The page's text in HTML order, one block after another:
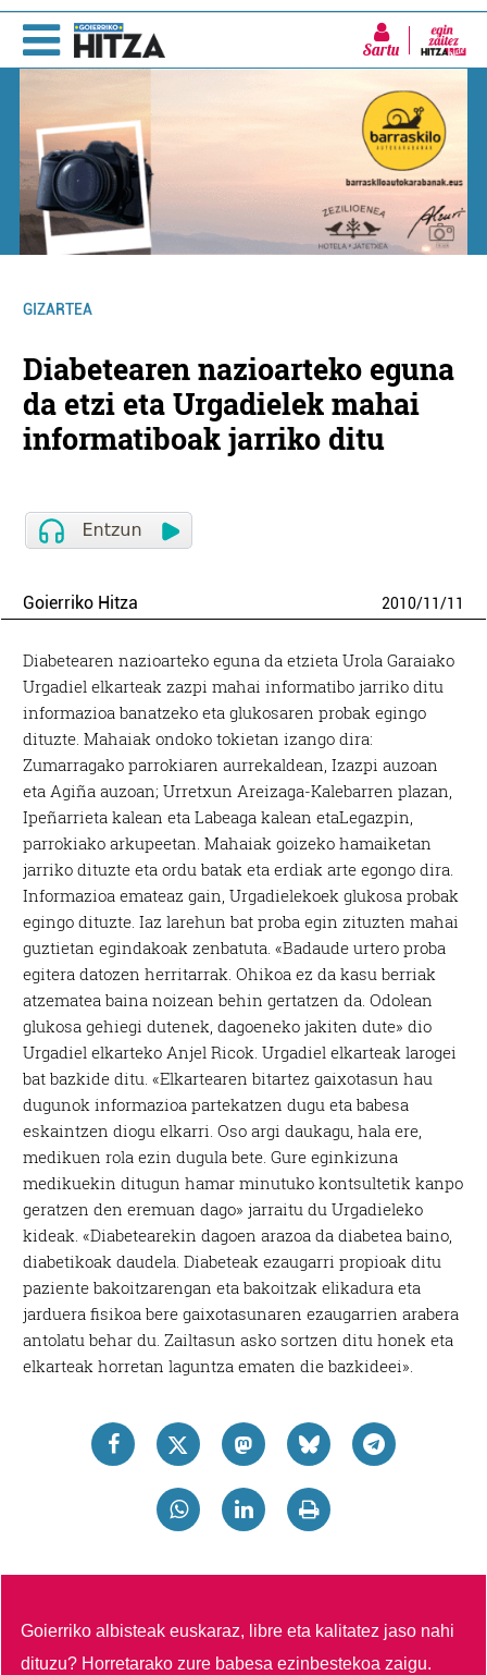
Sartu
GIZARTEA
Diabetearen nazioarteko eguna
da etzi eta Urgadielek mahai
informatiboak jarriko ditu
Goierriko Hitza 2010/11/11
Diabetearen nazioarteko eguna da etzieta Urola Garaiako
Urgadiel elkarteak zazpi mahai informatibo jarriko ditu
informazioa banatzeko eta glukosaren probak egingo
dituzte. Mahaiak ondoko tokietan izango dira:
Zumarragako parrokiaren aurrekaldean, Izazpi auzoan
eta Agiña auzoan; Urretxun Areizaga-Kalebarren plazan,
Ipeñarrieta kalean eta Labeaga kalean etaLegazpin,
parrokiako arkupeetan. Mahaiak goizeko hamaiketan
jarriko dituzte eta ordu batak eta erdiak arte egongo dira.
Informazioa emateaz gain, Urgadielekoek glukosa probak
egingo dituzte. Iaz larehun bat proba egin zituzten mahai
guztietan egindakoak zenbatuta. «Badaude urtero proba
egitera datozen herritarrak. Ohikoa ez da kasu berriak
atzematea baina noizean behin gertatzen da. Odolean
glukosa gehiegi dutenek, dagoeneko jakiten dute» dio
Urgadiel elkarteko Anjel Ricok. Urgadiel elkarteak larogei
bat bazkide ditu. «Elkartearen bitartez gaixotasun hau
dugunok informazioa partekatzen dugu eta babesa
eskaintzen diogu elkarri. Oso argi daukagu, hala ere,
medikuen rola ezin dugula bete. Gure eginkizuna
medikuekin ditugun hamar minutuko kontsultetik kanpo
geratzen den eremuan dago» jarraitu du Urgadieleko
kideak. «Diabetearekin dagoen arazoa da diabetea baino,
diabetikoak daudela. Diabeteak ezaugarri propioak ditu
paziente bakoitzarengan eta bakoitzak elikadura eta
jarduera fisikoa bere gaixotasunaren ezaugarrien arabera
antolatu behar du. Zailtasun asko sortzen ditu honek eta
elkarteak horretan laguntza ematen die bazkideei».
Goierriko albisteak euskaraz, libre eta kalitatez jaso nahi
dituzu? Horretarako zure babesa ezinbestekoa zaigu.